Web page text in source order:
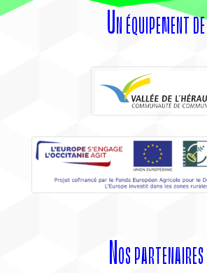
Un équipement de
Nos partenaires